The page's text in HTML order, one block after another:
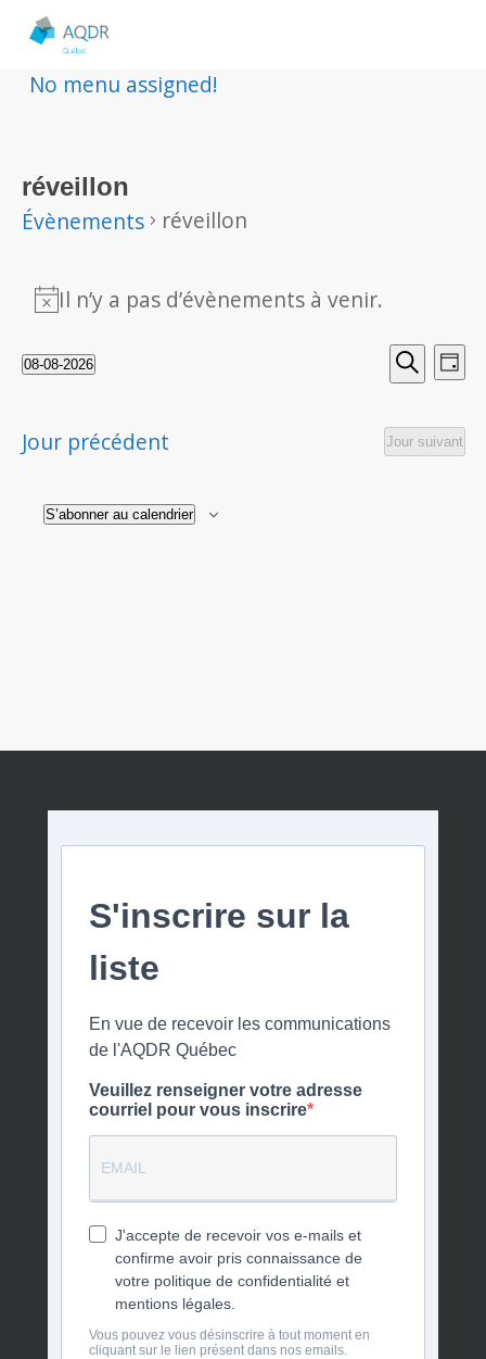
No menu assigned!
réveillon
Évènements
réveillon
Évènements
8
août
Notice
Il n’y a pas d’évènements à venir.
Recherche
Jour
08-08-2026
date.
Jour précédent Jour suivant
S’abonner au calendrier
S'inscrire sur la
liste
En vue de recevoir les communications
de l'AQDR Québec
Veuillez renseigner votre adresse
courriel pour vous inscrire
J'accepte de recevoir vos e-mails et
confirme avoir pris connaissance de
votre politique de confidentialité et
mentions légales.
Vous pouvez vous désinscrire à tout moment en
cliquant sur le lien présent dans nos emails.